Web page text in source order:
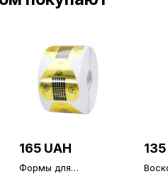
165 UAH
Формы для